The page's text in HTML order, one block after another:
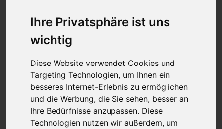
Ihre Privatsphäre ist uns
wichtig
Diese Website verwendet Cookies und
Targeting Technologien, um Ihnen ein
besseres Internet-Erlebnis zu ermöglichen
und die Werbung, die Sie sehen, besser an
Ihre Bedürfnisse anzupassen. Diese
Technologien nutzen wir außerdem, um
Sommerzeit ist Zeckenzeit
Zecken. Über die genaue Verbreitung der kleinen Spinnentiere
weiß man relativ wenig. Man geht jedoch davon aus, dass die
warmen Temperaturen ihre Ausbreitung auch in höhere Lagen
begünstigen und sich dadurch neue Arten ansiedeln können.
Im Rahmen des Interreg-Projekts Monzec möchte man mehr
über die Verbreitung und Aktivität von Zecken erfahren. Geleitet